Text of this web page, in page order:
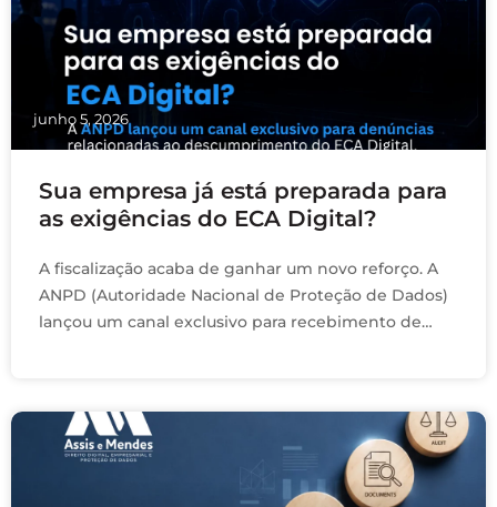
junho 5, 2026
Sua empresa já está preparada para
as exigências do ECA Digital?
A fiscalização acaba de ganhar um novo reforço. A
ANPD (Autoridade Nacional de Proteção de Dados)
lançou um canal exclusivo para recebimento de